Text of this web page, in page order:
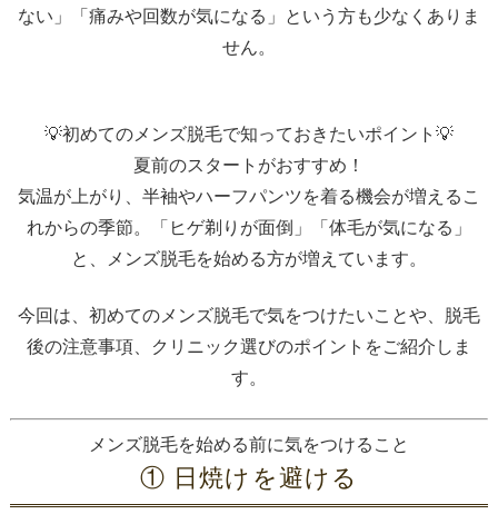
ない」「痛みや回数が気になる」という方も少なくありま
せん。
💡初めてのメンズ脱毛で知っておきたいポイント💡
夏前のスタートがおすすめ！
気温が上がり、半袖やハーフパンツを着る機会が増えるこ
れからの季節。「ヒゲ剃りが面倒」「体毛が気になる」
と、メンズ脱毛を始める方が増えています。
今回は、初めてのメンズ脱毛で気をつけたいことや、脱毛
後の注意事項、クリニック選びのポイントをご紹介しま
す。
メンズ脱毛を始める前に気をつけること
① 日焼けを避ける